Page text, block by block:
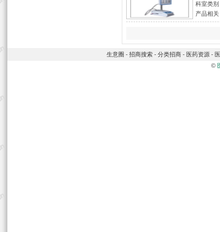
科室类
产品相
生意圈 - 招商搜索 - 分类招商 - 医药资源 -
©